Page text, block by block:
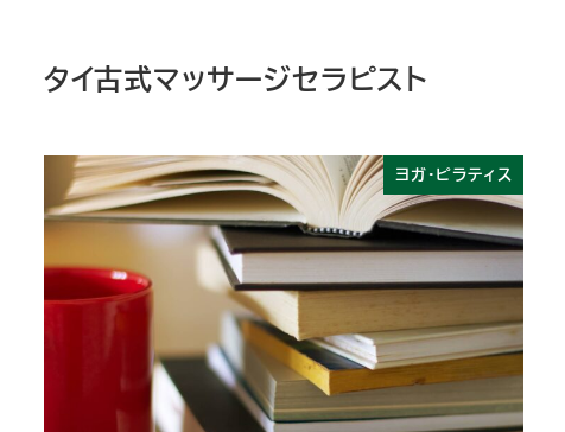
タイ古式マッサージセラピスト
ヨガ・ピラティス